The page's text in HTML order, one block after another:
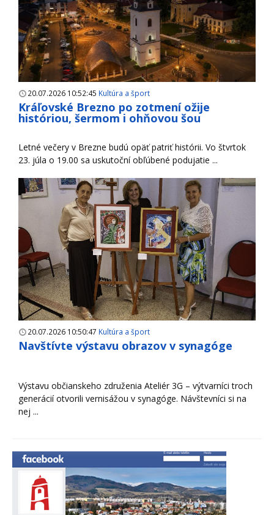
20.07.2026 10:52:45 Kultúra a šport
Kráľovské Brezno po zotmení ožije
históriou, šermom i ohňovou šou
Letné večery v Brezne budú opäť patriť histórii. Vo štvrtok
23. júla o 19.00 sa uskutoční obľúbené podujatie ...
20.07.2026 10:50:47 Kultúra a šport
Navštívte výstavu obrazov v synagóge
Výstavu občianskeho združenia Ateliér 3G – výtvarníci troch
generácií otvorili vernisážou v synagóge. Návštevníci si na
nej ...